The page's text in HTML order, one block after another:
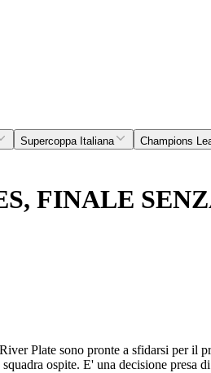
Supercoppa Italiana Champions
FINALE
Plate sono pronte a sfidarsi per
ospite. E' una decisione